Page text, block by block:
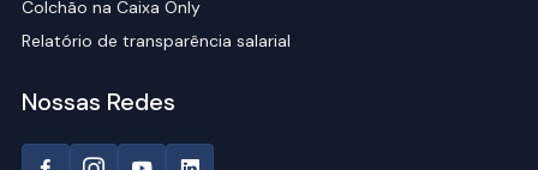
Colchão na Caixa Only
Relatório de transparência salarial
Nossas Redes